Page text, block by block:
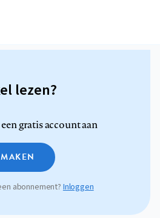
lezen?
een gratis account aan
abonnement? Inloggen